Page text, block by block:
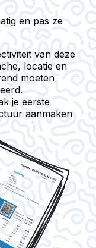
en pas ze
van deze
locatie en
moeten
je eerste
aanmaken